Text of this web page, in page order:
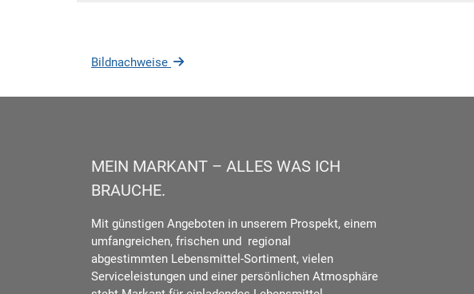
Bildnachweise
MEIN MARKANT – ALLES WAS ICH
BRAUCHE.
Mit günstigen Angeboten in unserem Prospekt, einem
umfangreichen, frischen und regional
abgestimmten Lebensmittel-Sortiment, vielen
Serviceleistungen und einer persönlichen Atmosphäre